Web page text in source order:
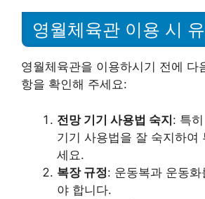
영월체육관 이용 시
영월체육관을 이용하시기 전에 다
항을 확인해 주세요:
전망 기기 사용법 숙지: 특
기기 사용법을 잘 숙지하여
세요.
복장 규정: 운동복과 운동
야 합니다.